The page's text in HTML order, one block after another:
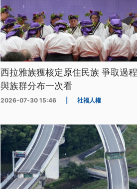
西拉雅族獲核定原住民族 爭取過程
與族群分布一次看
2026-07-30 15:46 社福人權